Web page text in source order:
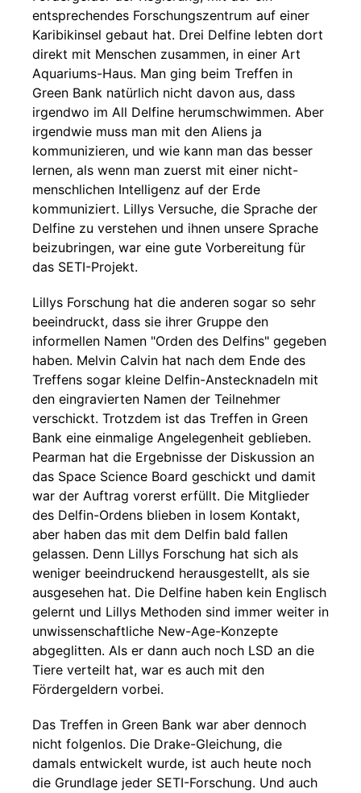
entsprechendes Forschungszentrum auf einer
Karibikinsel gebaut hat. Drei Delfine lebten dort
direkt mit Menschen zusammen, in einer Art
Aquariums-Haus. Man ging beim Treffen in
Green Bank natürlich nicht davon aus, dass
irgendwo im All Delfine herumschwimmen. Aber
irgendwie muss man mit den Aliens ja
kommunizieren, und wie kann man das besser
lernen, als wenn man zuerst mit einer nicht-
menschlichen Intelligenz auf der Erde
kommuniziert. Lillys Versuche, die Sprache der
Delfine zu verstehen und ihnen unsere Sprache
beizubringen, war eine gute Vorbereitung für
das SETI-Projekt.
Lillys Forschung hat die anderen sogar so sehr
beeindruckt, dass sie ihrer Gruppe den
informellen Namen "Orden des Delfins" gegeben
haben. Melvin Calvin hat nach dem Ende des
Treffens sogar kleine Delfin-Anstecknadeln mit
den eingravierten Namen der Teilnehmer
verschickt. Trotzdem ist das Treffen in Green
Bank eine einmalige Angelegenheit geblieben.
Pearman hat die Ergebnisse der Diskussion an
das Space Science Board geschickt und damit
war der Auftrag vorerst erfüllt. Die Mitglieder
des Delfin-Ordens blieben in losem Kontakt,
aber haben das mit dem Delfin bald fallen
gelassen. Denn Lillys Forschung hat sich als
weniger beeindruckend herausgestellt, als sie
ausgesehen hat. Die Delfine haben kein Englisch
gelernt und Lillys Methoden sind immer weiter in
unwissenschaftliche New-Age-Konzepte
abgeglitten. Als er dann auch noch LSD an die
Tiere verteilt hat, war es auch mit den
Fördergeldern vorbei.
Das Treffen in Green Bank war aber dennoch
nicht folgenlos. Die Drake-Gleichung, die
damals entwickelt wurde, ist auch heute noch
die Grundlage jeder SETI-Forschung. Und auch